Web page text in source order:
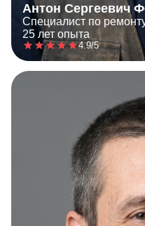
Антон Сергеевич
Специалист по
25 лет опыта
4.9/5